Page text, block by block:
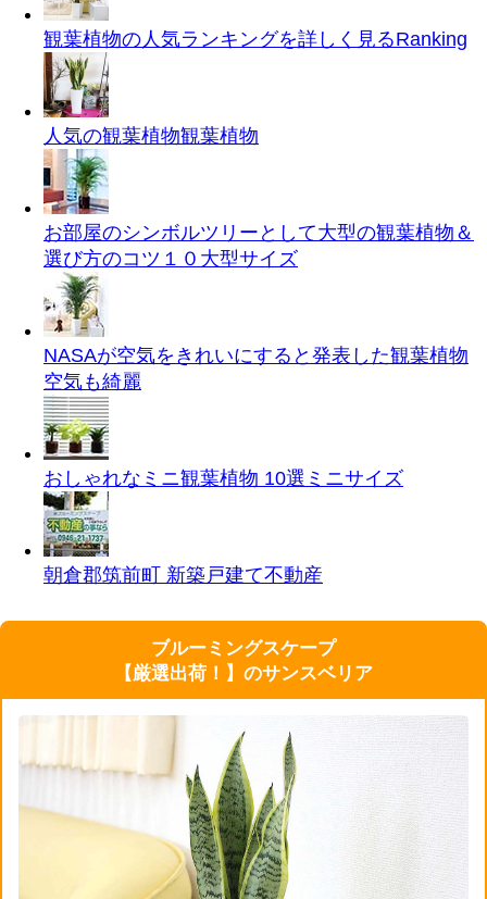
観葉植物の人気ランキングを詳しく見るRanking
人気の観葉植物観葉植物
お部屋のシンボルツリーとして大型の観葉植物＆
選び方のコツ１０ 大型サイズ
NASAが空気をきれいにすると発表した観葉植物
空気も綺麗
おしゃれなミニ観葉植物 10選 ミニサイズ
朝倉郡筑前町 新築戸建て不動産
ブルーミングスケープ
【厳選出荷！】のサンスベリア